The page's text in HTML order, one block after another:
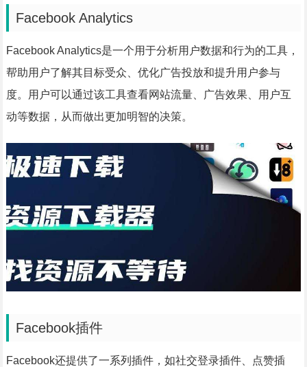
Facebook Analytics
Facebook Analytics是一个用于分析用户数据和行为的工具，
帮助用户了解其目标受众、优化广告投放和提升用户参与
度。用户可以通过该工具查看网站流量、广告效果、用户互
动等数据，从而做出更加明智的决策。
Facebook插件
Facebook还提供了一系列插件，如社交登录插件、点赞插